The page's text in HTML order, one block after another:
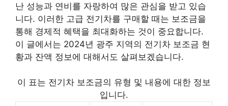
난 성능과 연비를 자랑하여 많은 관심을 받고 있습
니다. 이러한 고급 전기차를 구매할 때는 보조금을
통해 경제적 혜택을 최대화하는 것이 중요합니다.
이 글에서는 2024년 광주 지역의 전기차 보조금 현
황과 잔액 정보에 대해서도 살펴보겠습니다.
이 표는 전기차 보조금의 유형 및 내용에 대한 정보
입니다.